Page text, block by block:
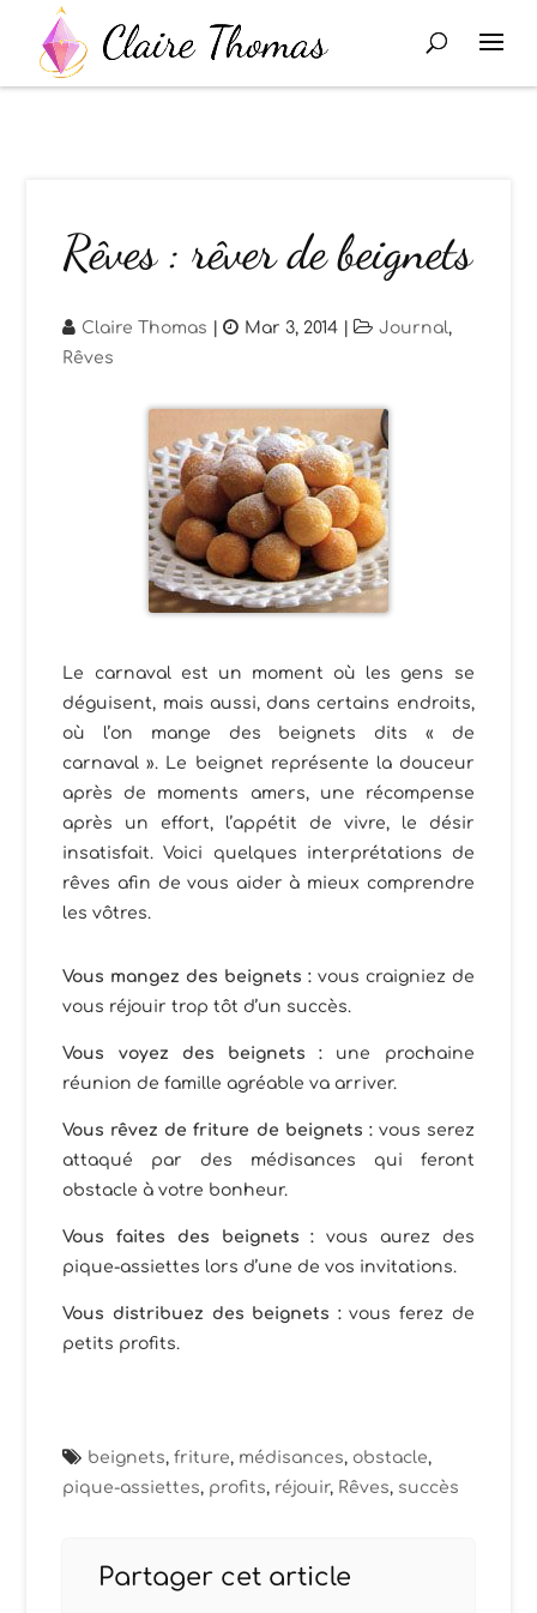
Rêves : rêver de beignets
Claire Thomas | Mar 3, 2014 | Journal,
Rêves
Le carnaval est un moment où les gens se
déguisent, mais aussi, dans certains endroits,
où l’on mange des beignets dits « de
carnaval ». Le beignet représente la douceur
après de moments amers, une récompense
après un effort, l’appétit de vivre, le désir
insatisfait. Voici quelques interprétations de
rêves afin de vous aider à mieux comprendre
les vôtres.
Vous mangez des beignets :vous craigniez de
vous réjouir trop tôt d’un succès.
Vous voyez des beignets : une prochaine
réunion de famille agréable va arriver.
Vous rêvez de friture de beignets :vous serez
attaqué par des médisances qui feront
obstacle à votre bonheur.
Vous faites des beignets :vous aurez des
pique-assiettes lors d’une de vos invitations.
Vous distribuez des beignets :vous ferez de
petits profits.
beignets,friture, médisances, obstacle,
pique-assiettes, profits, réjouir, Rêves, succès
Partager cet article